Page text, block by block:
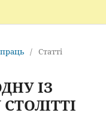
/ Статті
ІЗ